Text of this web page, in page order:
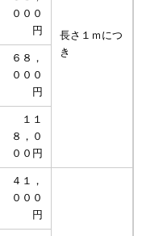
長さ１ｍにつ
き
０００
円
６８，
０００
円
１１
８，０
００円
４１，
０００
円